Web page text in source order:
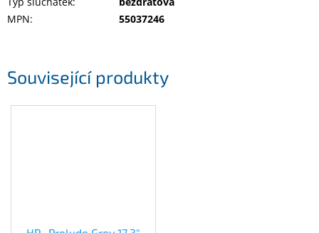
Související produkty
MPN: 55037246